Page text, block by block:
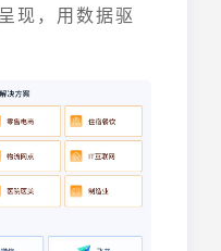
现，用数据驱